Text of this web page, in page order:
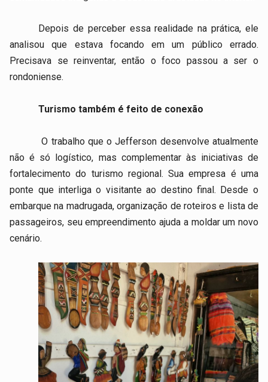
Depois de perceber essa realidade na prática, ele
analisou que estava focando em um público errado.
Precisava se reinventar, então o foco passou a ser o
rondoniense.
Turismo também é feito de conexão
O trabalho que o Jefferson desenvolve atualmente
não é só logístico, mas complementar às iniciativas de
fortalecimento do turismo regional. Sua empresa é uma
ponte que interliga o visitante ao destino final. Desde o
embarque na madrugada, organização de roteiros e lista de
passageiros, seu empreendimento ajuda a moldar um novo
cenário.